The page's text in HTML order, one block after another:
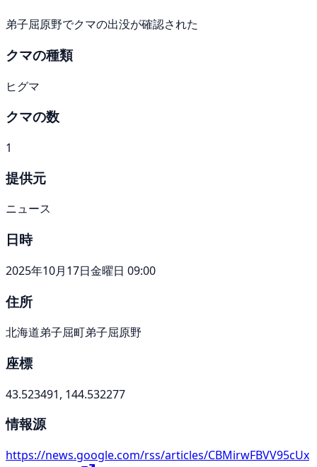
弟子屈原野でクマの出没が確認された
クマの種類
ヒグマ
クマの数
1
提供元
ニュース
日時
2025年10月17日金曜日 09:00
住所
北海道弟子屈町弟子屈原野
座標
43.523491, 144.532277
情報源
https://news.google.com/rss/articles/CBMirwFBVV95cUx